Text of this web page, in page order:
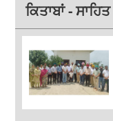
ਕਿਤਾਬਾਂ - ਸਾਹਿਤ